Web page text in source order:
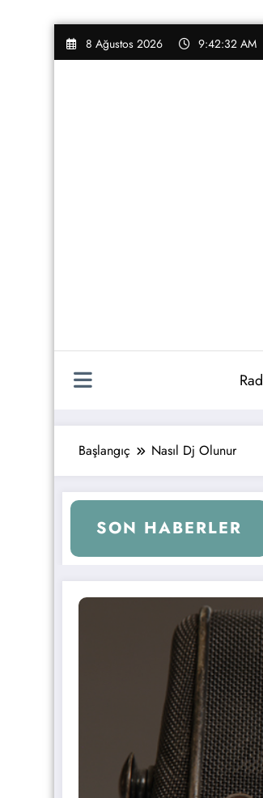
İçeriğe
atla
8 Ağustos 2026 9:42:32 AM
Başlangıç Nasıl Dj Olunur
SON HABERLER
Melih Kurtuluş, Sevgi Çemberi